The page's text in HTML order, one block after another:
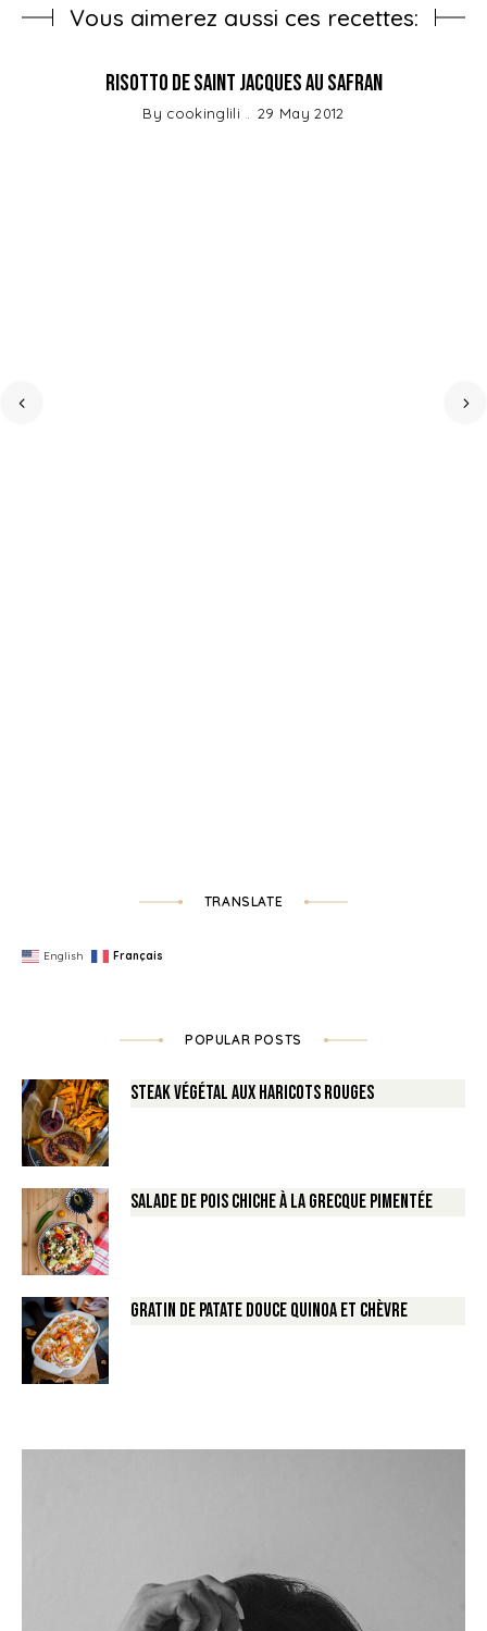
Vous aimerez aussi ces recettes:
Risotto de Saint Jacques au Safran
By cookinglili 29 May 2012
TRANSLATE
English Français
POPULAR POSTS
Steak végétal aux haricots rouges
Salade de Pois chiche à la Grecque pimentée
Gratin de Patate douce Quinoa et Chèvre